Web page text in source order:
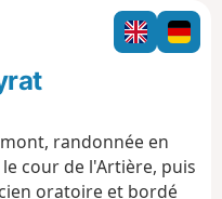
i
r
l
i
randonnée en
cour de l'Artière, puis
oratoire et bordé